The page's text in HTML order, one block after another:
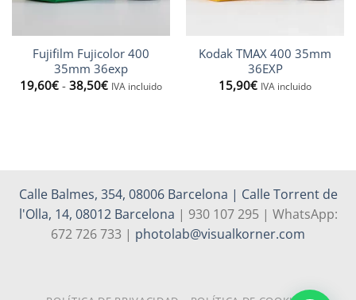
Fujifilm Fujicolor 400
35mm 36exp
19,60€ - 38,50€Rango
de
IVA incluido
Kodak TMAX 400 35mm
36EXP
15,90€ IVA incluido
Calle Balmes, 354, 08006 Barcelona | Calle Torrent de
l'Olla, 14, 08012 Barcelona | 930 107 295 | WhatsApp:
672 726 733 | photolab@visualkorner.com